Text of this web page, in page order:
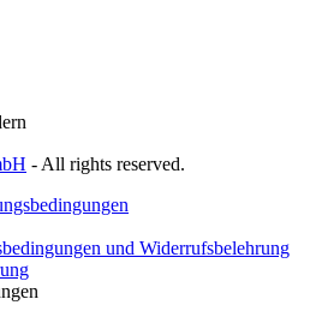
- All rights reserved.
und Widerrufsbelehrung